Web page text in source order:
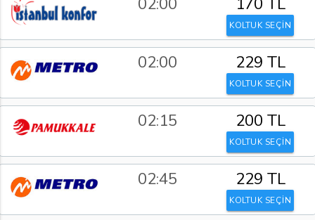
KOLTUK SEÇİN
02:00 229 TL
KOLTUK SEÇİN
02:15 200 TL
KOLTUK SEÇİN
02:45 229 TL
KOLTUK SEÇİN